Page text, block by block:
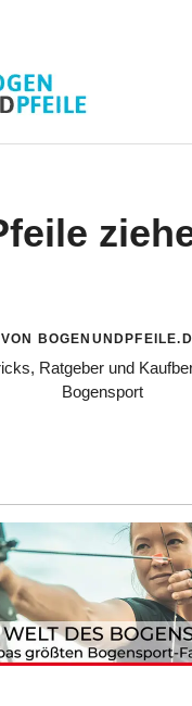
VON
Ratgeber und
Bogensport